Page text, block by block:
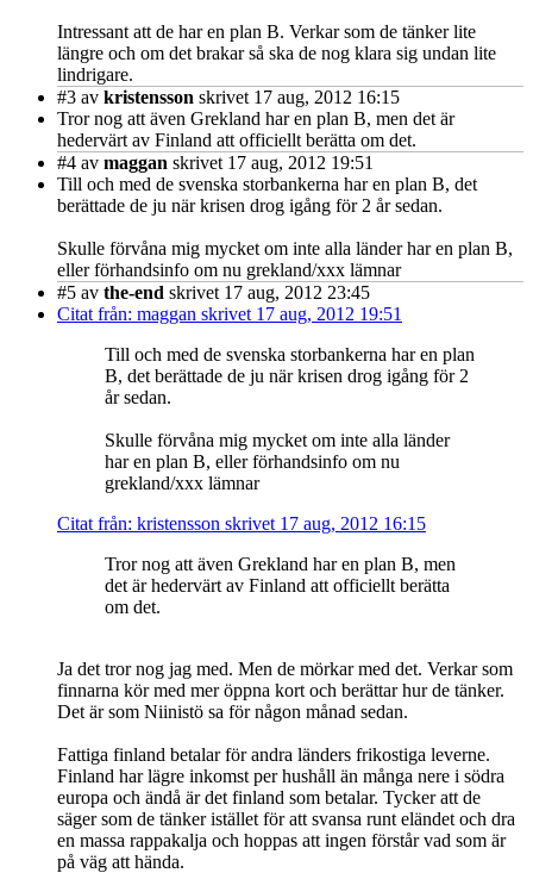
Intressant att de har en plan B. Verkar som de tänker lite
längre och om det brakar så ska de nog klara sig undan lite
lindrigare.
#3 av kristensson skrivet 17 aug, 2012 16:15
Tror nog att även Grekland har en plan B, men det är
hedervärt av Finland att officiellt berätta om det.
#4 av maggan skrivet 17 aug, 2012 19:51
Till och med de svenska storbankerna har en plan B, det
berättade de ju när krisen drog igång för 2 år sedan.
Skulle förvåna mig mycket om inte alla länder har en plan B,
eller förhandsinfo om nu grekland/xxx lämnar
#5 av the-end skrivet 17 aug, 2012 23:45
Citat från: maggan skrivet 17 aug, 2012 19:51
Till och med de svenska storbankerna har en plan
B, det berättade de ju när krisen drog igång för 2
år sedan.
Skulle förvåna mig mycket om inte alla länder
har en plan B, eller förhandsinfo om nu
grekland/xxx lämnar
Citat från: kristensson skrivet 17 aug, 2012 16:15
Tror nog att även Grekland har en plan B, men
det är hedervärt av Finland att officiellt berätta
om det.
Ja det tror nog jag med. Men de mörkar med det. Verkar som
finnarna kör med mer öppna kort och berättar hur de tänker.
Det är som Niinistö sa för någon månad sedan.
Fattiga finland betalar för andra länders frikostiga leverne.
Finland har lägre inkomst per hushåll än många nere i södra
europa och ändå är det finland som betalar. Tycker att de
säger som de tänker istället för att svansa runt eländet och dra
en massa rappakalja och hoppas att ingen förstår vad som är
på väg att hända.